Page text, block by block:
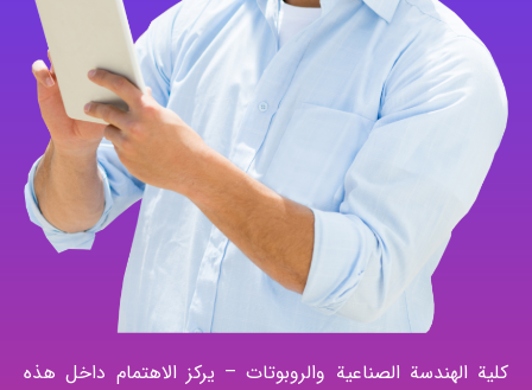
كلية الهندسة الصناعية والروبوتات – يركز الاهتمام داخل هذه